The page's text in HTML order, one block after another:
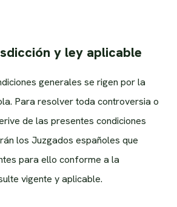
y ley aplicable
generales se rigen por la
Para resolver toda controversia o
de las presentes condiciones
los Juzgados españoles que
para ello conforme a la
vigente y aplicable.